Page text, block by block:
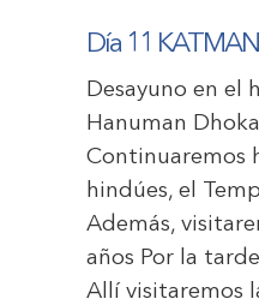
Día 11
Desayuno en el
Hanuman
Continuaremos
hindúes, el
Además,
años Por la
Allí visitaremos